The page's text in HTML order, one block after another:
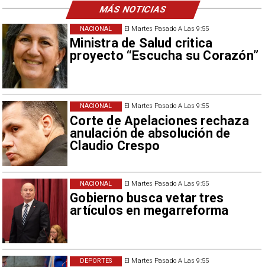
El Martes Pasado A Las 9:55
Ministra de Salud critica
proyecto “Escucha su Corazón”
NACIONAL
El Martes Pasado A Las 9:55
Corte de Apelaciones rechaza
anulación de absolución de
Claudio Crespo
NACIONAL
El Martes Pasado A Las 9:55
Gobierno busca vetar tres
artículos en megarreforma
NACIONAL
El Martes Pasado A Las 9:55
DEPORTES
MÁS NOTICIAS